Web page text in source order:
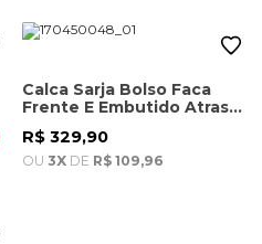
Calca Sarja Bolso Faca
Frente E Embutido Atras
Masculina Charuto
R$ 329,90
OU 3X DE R$ 109,96